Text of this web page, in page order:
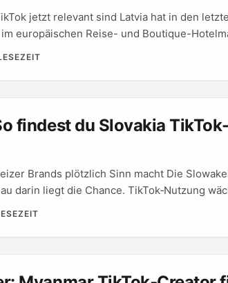
jetzt relevant sind Latvia hat in den
europäischen Reise- und Boutique-
suchen. Gleichzeitig verändert sich die
für Entdeckungs-Reisen, aber
und Regulierungen (siehe
Wenn du Hotels in Lettland für
als DMs: Recherche, lokales
findest du Slovakia
Brands plötzlich Sinn macht Die
darin liegt die Chance. TikTok‑Nutzung
suchen, ist die Slowakei ein schlanker